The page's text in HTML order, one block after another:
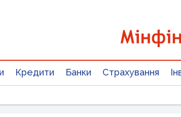
Кредити Банки Страхування